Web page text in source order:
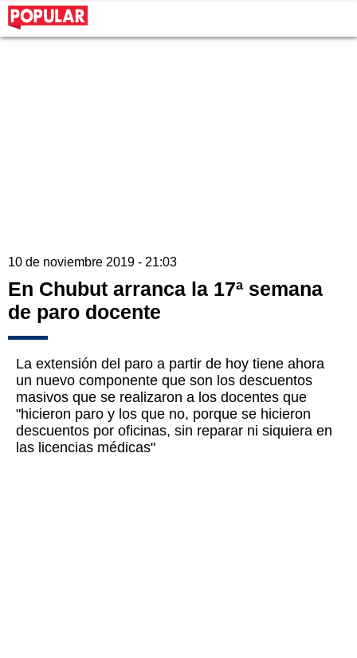
10 de noviembre 2019 - 21:03
En Chubut arranca la 17ª semana
de paro docente
La extensión del paro a partir de hoy tiene ahora
un nuevo componente que son los descuentos
masivos que se realizaron a los docentes que
"hicieron paro y los que no, porque se hicieron
descuentos por oficinas, sin reparar ni siquiera en
las licencias médicas"